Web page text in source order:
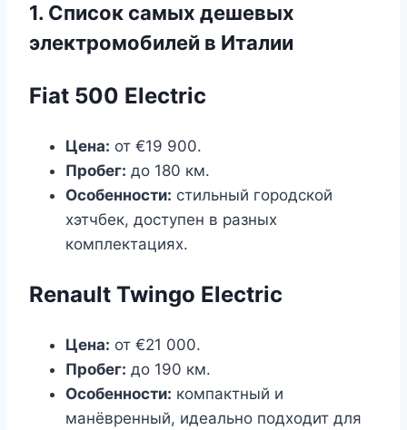
1. Список самых дешевых
электромобилей в Италии
Fiat 500 Electric
Цена: от €19 900.
Пробег: до 180 км.
Особенности: стильный городской
хэтчбек, доступен в разных
комплектациях.
Renault Twingo Electric
Цена: от €21 000.
Пробег: до 190 км.
Особенности: компактный и
манёвренный, идеально подходит для